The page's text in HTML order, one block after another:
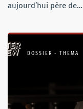
aujourd’hui père de…
DOSSIER - THEMA